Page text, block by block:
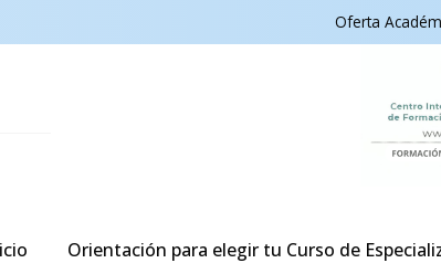
Oferta
Orientación para elegir tu Curso de